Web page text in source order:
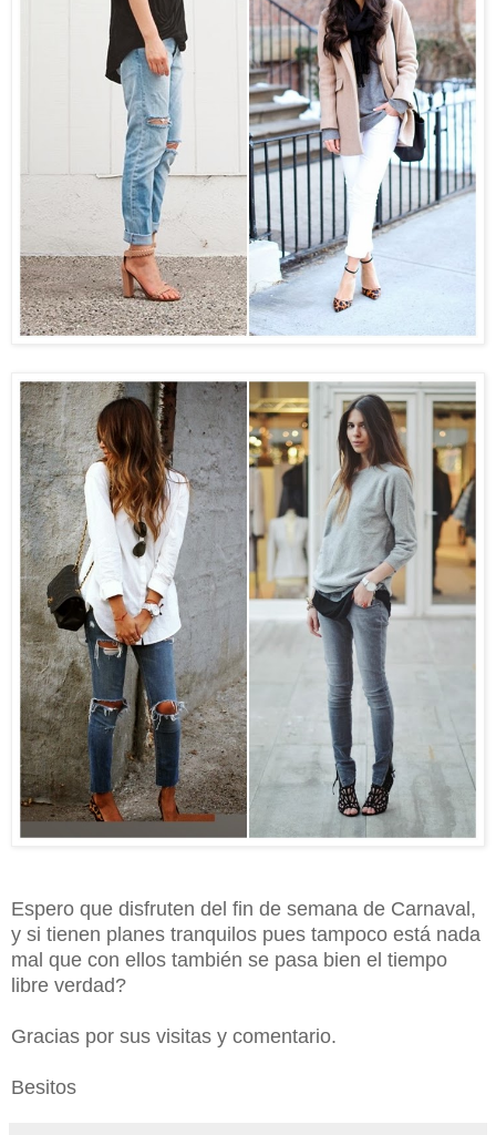
Espero que disfruten del fin de semana de Carnaval,
y si tienen planes tranquilos pues tampoco está nada
mal que con ellos también se pasa bien el tiempo
libre verdad?
Gracias por sus visitas y comentario.
Besitos